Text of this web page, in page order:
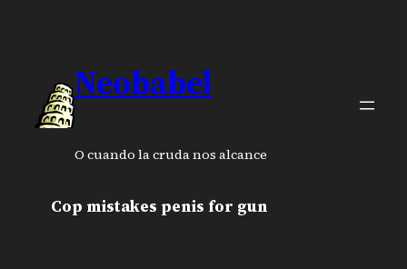
Neobabel
O cuando la cruda nos alcance
Cop mistakes penis for gun